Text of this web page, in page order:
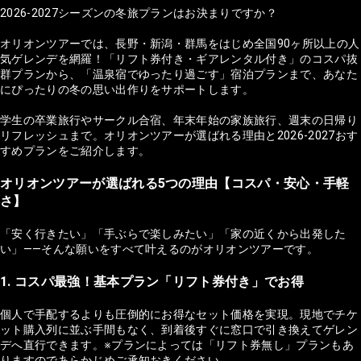
2026-2027シーズンの冬旅プランはお決まりですか？
オリオンツアーでは、長野・新潟・群馬をはじめ全国90ヶ所以上の人
気ゲレンデを網羅！「リフト券付き・ギアレンタル付き」のコスパ抜
群プランから、「温泉宿でゆったり過ごす」宿泊プランまで、あなた
にぴったりの冬の思い出作りをサポートします。
学生の卒業旅行やサークル合宿、年末年始の家族旅行、週末の日帰り
リフレッシュまで。オリオンツアーが選ばれる理由と2026-2027おす
すめプランをご紹介します。
オリオンツアーが選ばれる5つの理由【コスパ・安心・手軽
さ】
「安く行きたい」「手ぶらで楽しみたい」「家の近くから出発した
い」——そんな願いをすべて叶えるのがオリオンツアーです。
1. コスパ最強！基本プラン「リフト券付き」でお得
個人で手配するよりも圧倒的にお得なセット価格を実現。現地でチケ
ット購入列に並ぶ手間もなく、到着後すぐに窓口で引き換えてゲレン
デへ直行できます。※プランによっては「リフト券無し」プランもあ